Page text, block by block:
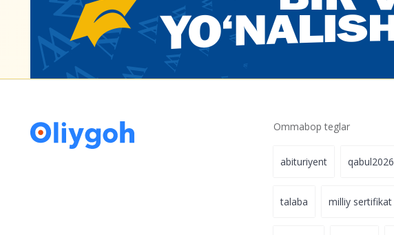
Ommabop teglar
abituriyent qabul2026
talaba milliy sertifikat